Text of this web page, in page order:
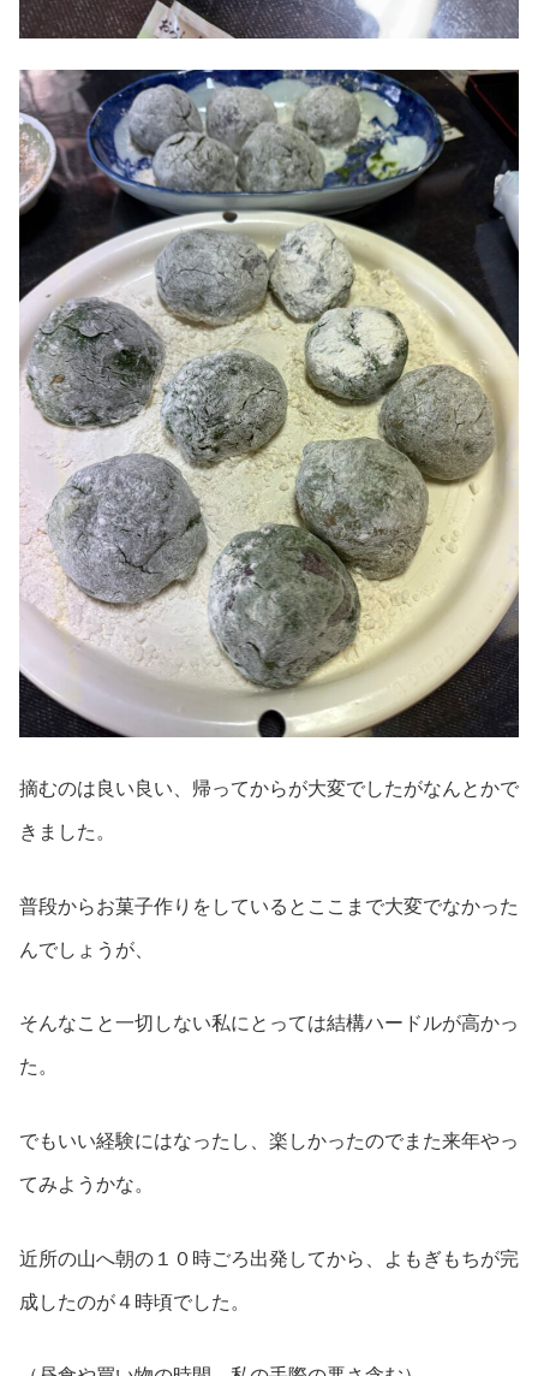
摘むのは良い良い、帰ってからが大変でしたがなんとかで
きました。
普段からお菓子作りをしているとここまで大変でなかった
んでしょうが、
そんなこと一切しない私にとっては結構ハードルが高かっ
た。
でもいい経験にはなったし、楽しかったのでまた来年やっ
てみようかな。
近所の山へ朝の１０時ごろ出発してから、よもぎもちが完
成したのが４時頃でした。